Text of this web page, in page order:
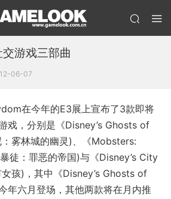
游戏三部曲
06-07
在今年的E3展上宣布了3款即将
戏，分别是《Disney’s Ghosts of
雾林城的幽灵)、《Mobsters:
徒：罪恶的帝国)与《Disney’s City
孩)，其中《Disney’s Ghosts of
年六月登场，其他两款将在月内推